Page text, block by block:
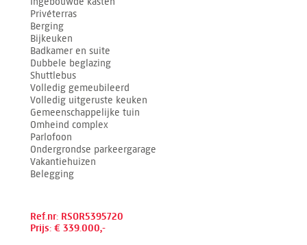
Privéterras
Berging
Bijkeuken
Badkamer en suite
Dubbele beglazing
Shuttlebus
Volledig gemeubileerd
Volledig uitgeruste keuken
Gemeenschappelijke tuin
Omheind complex
Parlofoon
Ondergrondse parkeergarage
Vakantiehuizen
Belegging
Ref.nr: RSOR5395720
Prijs: € 339.000,-